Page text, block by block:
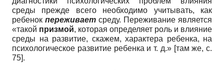
среды прежде всего необходимо учитывать, как
ребенок переживает среду. Переживание является
«такой призмой, которая определяет роль и влияние
среды на развитие, скажем, характера ребенка, на
психологическое развитие ребенка и т. д.» [там же, с.
75].